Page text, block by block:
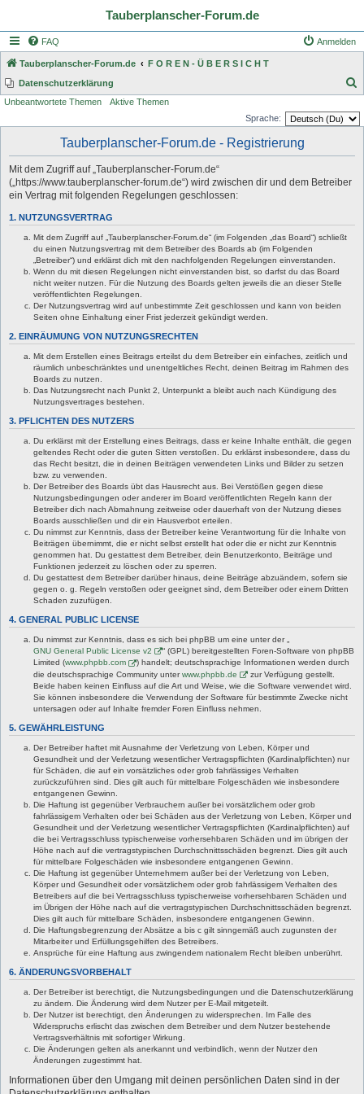
Tauberplanscher-Forum.de
FAQ Anmelden
Tauberplanscher-Forum.de
F O R E N - Ü B E R S I C H T
Datenschutzerklärung
Unbeantwortete Themen
Aktive Themen
Sprache:
Tauberplanscher-Forum.de - Registrierung
Mit dem Zugriff auf „Tauberplanscher-Forum.de“
(„https://www.tauberplanscher-forum.de“) wird zwischen dir und dem Betreiber
ein Vertrag mit folgenden Regelungen geschlossen:
1. NUTZUNGSVERTRAG
Mit dem Zugriff auf „Tauberplanscher-Forum.de“ (im Folgenden „das Board“) schließt
du einen Nutzungsvertrag mit dem Betreiber des Boards ab (im Folgenden
„Betreiber“) und erklärst dich mit den nachfolgenden Regelungen einverstanden.
Wenn du mit diesen Regelungen nicht einverstanden bist, so darfst du das Board
nicht weiter nutzen. Für die Nutzung des Boards gelten jeweils die an dieser Stelle
veröffentlichten Regelungen.
Der Nutzungsvertrag wird auf unbestimmte Zeit geschlossen und kann von beiden
Seiten ohne Einhaltung einer Frist jederzeit gekündigt werden.
2. EINRÄUMUNG VON NUTZUNGSRECHTEN
Mit dem Erstellen eines Beitrags erteilst du dem Betreiber ein einfaches, zeitlich und
räumlich unbeschränktes und unentgeltliches Recht, deinen Beitrag im Rahmen des
Boards zu nutzen.
Das Nutzungsrecht nach Punkt 2, Unterpunkt a bleibt auch nach Kündigung des
Nutzungsvertrages bestehen.
3. PFLICHTEN DES NUTZERS
Du erklärst mit der Erstellung eines Beitrags, dass er keine Inhalte enthält, die gegen
geltendes Recht oder die guten Sitten verstoßen. Du erklärst insbesondere, dass du
das Recht besitzt, die in deinen Beiträgen verwendeten Links und Bilder zu setzen
bzw. zu verwenden.
Der Betreiber des Boards übt das Hausrecht aus. Bei Verstößen gegen diese
Nutzungsbedingungen oder anderer im Board veröffentlichten Regeln kann der
Betreiber dich nach Abmahnung zeitweise oder dauerhaft von der Nutzung dieses
Boards ausschließen und dir ein Hausverbot erteilen.
Du nimmst zur Kenntnis, dass der Betreiber keine Verantwortung für die Inhalte von
Beiträgen übernimmt, die er nicht selbst erstellt hat oder die er nicht zur Kenntnis
genommen hat. Du gestattest dem Betreiber, dein Benutzerkonto, Beiträge und
Funktionen jederzeit zu löschen oder zu sperren.
Du gestattest dem Betreiber darüber hinaus, deine Beiträge abzuändern, sofern sie
gegen o. g. Regeln verstoßen oder geeignet sind, dem Betreiber oder einem Dritten
Schaden zuzufügen.
4. GENERAL PUBLIC LICENSE
Du nimmst zur Kenntnis, dass es sich bei phpBB um eine unter der „
GNU General Public License v2
“ (GPL) bereitgestellten Foren-Software von phpBB
Limited (www.phpbb.com
) handelt; deutschsprachige Informationen werden durch
die deutschsprachige Community unterwww.phpbb.de
zur Verfügung gestellt.
Beide haben keinen Einfluss auf die Art und Weise, wie die Software verwendet wird.
Sie können insbesondere die Verwendung der Software für bestimmte Zwecke nicht
untersagen oder auf Inhalte fremder Foren Einfluss nehmen.
5. GEWÄHRLEISTUNG
Der Betreiber haftet mit Ausnahme der Verletzung von Leben, Körper und
Gesundheit und der Verletzung wesentlicher Vertragspflichten (Kardinalpflichten) nur
für Schäden, die auf ein vorsätzliches oder grob fahrlässiges Verhalten
zurückzuführen sind. Dies gilt auch für mittelbare Folgeschäden wie insbesondere
entgangenen Gewinn.
Die Haftung ist gegenüber Verbrauchern außer bei vorsätzlichem oder grob
fahrlässigem Verhalten oder bei Schäden aus der Verletzung von Leben, Körper und
Gesundheit und der Verletzung wesentlicher Vertragspflichten (Kardinalpflichten) auf
die bei Vertragsschluss typischerweise vorhersehbaren Schäden und im übrigen der
Höhe nach auf die vertragstypischen Durchschnittsschäden begrenzt. Dies gilt auch
für mittelbare Folgeschäden wie insbesondere entgangenen Gewinn.
Die Haftung ist gegenüber Unternehmern außer bei der Verletzung von Leben,
Körper und Gesundheit oder vorsätzlichem oder grob fahrlässigem Verhalten des
Betreibers auf die bei Vertragsschluss typischerweise vorhersehbaren Schäden und
im Übrigen der Höhe nach auf die vertragstypischen Durchschnittsschäden begrenzt.
Dies gilt auch für mittelbare Schäden, insbesondere entgangenen Gewinn.
Die Haftungsbegrenzung der Absätze a bis c gilt sinngemäß auch zugunsten der
Mitarbeiter und Erfüllungsgehilfen des Betreibers.
Ansprüche für eine Haftung aus zwingendem nationalem Recht bleiben unberührt.
6. ÄNDERUNGSVORBEHALT
Der Betreiber ist berechtigt, die Nutzungsbedingungen und die Datenschutzerklärung
zu ändern. Die Änderung wird dem Nutzer per E-Mail mitgeteilt.
Der Nutzer ist berechtigt, den Änderungen zu widersprechen. Im Falle des
Widerspruchs erlischt das zwischen dem Betreiber und dem Nutzer bestehende
Vertragsverhältnis mit sofortiger Wirkung.
Die Änderungen gelten als anerkannt und verbindlich, wenn der Nutzer den
Änderungen zugestimmt hat.
Informationen über den Umgang mit deinen persönlichen Daten sind in der